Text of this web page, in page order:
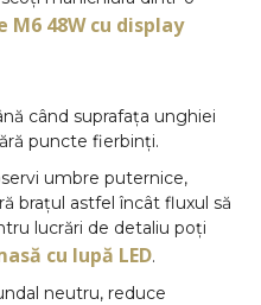
M6 48W cu display
când suprafața unghiei
puncte fierbinți.
umbre puternice,
brațul astfel încât fluxul să
lucrări de detaliu poți
cu lupă LED.
neutru, reduce